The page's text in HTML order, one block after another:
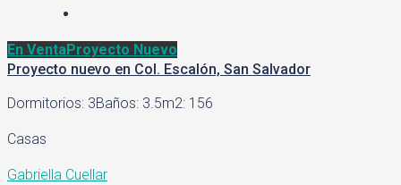
En Venta Proyecto Nuevo
Proyecto nuevo en Col. Escalón, San Salvador
Dormitorios: 3Baños: 3.5m2: 156
Casas
Gabriella Cuellar